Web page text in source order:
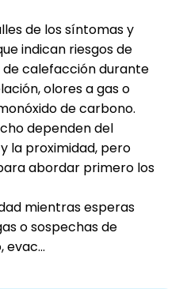
de los síntomas y
indican riesgos de
calefacción durante
olores a gas o
de carbono.
dependen del
la proximidad, pero
abordar primero los
mientras esperas
o sospechas de
evac...